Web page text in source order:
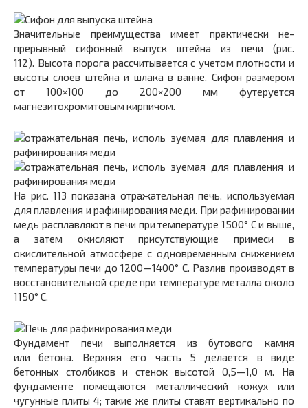
Значительные преимущества имеет практически не­
прерывный сифонный выпуск штейна из печи (рис.
112). Высота порога рассчитывается с учетом плотности и
вы­соты слоев штейна и шлака в ванне. Сифон размером
от 100×100 до 200×200 мм футеруется
магнезитохромито­вым кирпичом.
На рис. 113 показана отражательная печь, исполь­зуемая
для плавления и рафинирования меди. При рафинировании
медь расплавляют в печи при температуре 1500° С и выше,
а затем окисляют присутствующие примеси в
окислительной атмосфере с одновременным сни­жением
температуры печи до 1200—1400° С. Разлив производят в
восстановительной среде при температуре металла около
1150° С.
Фундамент печи выполняется из бутового камня
или бетона. Верхняя его часть 5 делается в виде
бетонных столбиков и стенок высотой 0,5—1,0 м. На
фундаменте помещаются металлический кожух или
чугунные плиты 4; такие же плиты ставят вертикально по